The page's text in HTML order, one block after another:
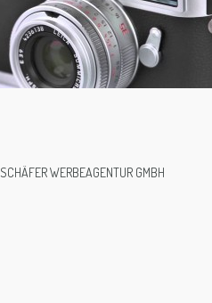
SCHÄFER WERBEAGENTUR GMBH